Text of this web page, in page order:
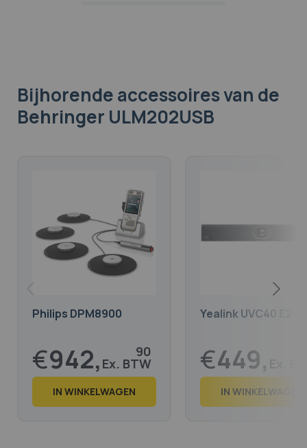
Bijhorende accessoiresvan de
Behringer ULM202USB
Philips DPM8900
€942, 90
€ 1.140,
IN WINKELWAGEN
Yealink UVC40 E2
€449,
€ 544,
IN WINKELWAGEN